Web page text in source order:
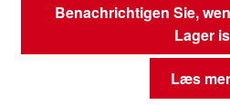
Benachrichtigen Sie,
Lager
Læs